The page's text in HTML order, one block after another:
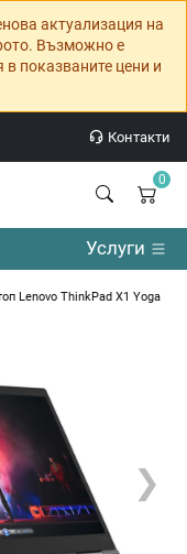
актуализация на
Възможно е
показваните цени и
Контакти
0
Услуги
Lenovo ThinkPad X1 Yoga 5
❯